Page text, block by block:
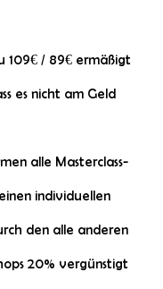
109€ / 89€ ermäßigt
es nicht am Geld
alle Masterclass-
individuellen
den alle anderen
20% vergünstigt